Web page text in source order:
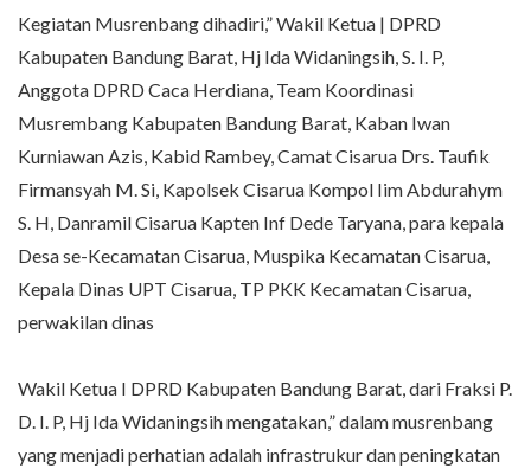
Kegiatan Musrenbang dihadiri,” Wakil Ketua | DPRD
Kabupaten Bandung Barat, Hj Ida Widaningsih, S. I. P,
Anggota DPRD Caca Herdiana, Team Koordinasi
Musrembang Kabupaten Bandung Barat, Kaban Iwan
Kurniawan Azis, Kabid Rambey, Camat Cisarua Drs. Taufik
Firmansyah M. Si, Kapolsek Cisarua Kompol Iim Abdurahym
S. H, Danramil Cisarua Kapten Inf Dede Taryana, para kepala
Desa se-Kecamatan Cisarua, Muspika Kecamatan Cisarua,
Kepala Dinas UPT Cisarua, TP PKK Kecamatan Cisarua,
perwakilan dinas
Wakil Ketua I DPRD Kabupaten Bandung Barat, dari Fraksi P.
D. I. P, Hj Ida Widaningsih mengatakan,” dalam musrenbang
yang menjadi perhatian adalah infrastrukur dan peningkatan